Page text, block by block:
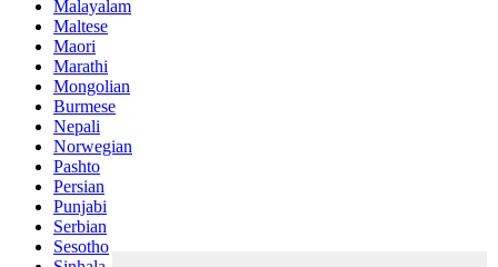
Malayalam
Maltese
Maori
Marathi
Mongolian
Burmese
Nepali
Norwegian
Pashto
Persian
Punjabi
Serbian
Sesotho